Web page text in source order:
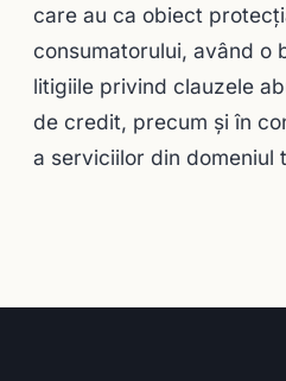
care au ca obiect
consumatorului, având o
litigiile privind clauzele
de credit, precum şi în
a serviciilor din domeniul